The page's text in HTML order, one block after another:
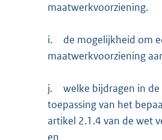
maatwerkvoorziening.
i.
de mogelijkheid om
maatwerkvoorziening
j.
welke bijdragen in
toepassing van het
artikel 2.1.4 van de wet
en